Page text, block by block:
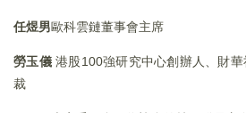
任煜男歐科雲鏈董事會主席
勞玉儀港股100強研究中心創辦人、財華
裁